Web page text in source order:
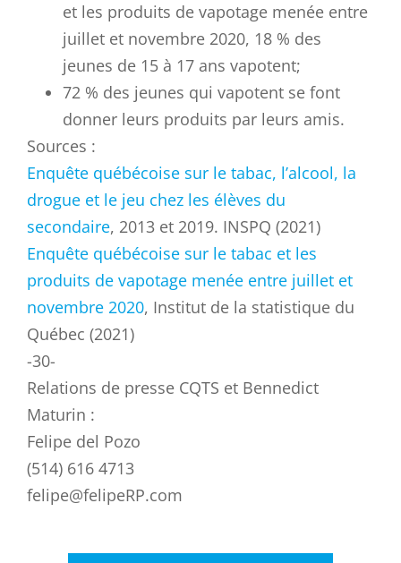
et les produits de vapotage menée entre
juillet et novembre 2020, 18 % des
jeunes de 15 à 17 ans vapotent;
72 % des jeunes qui vapotent se font
donner leurs produits par leurs amis.
Sources :
Enquête québécoise sur le tabac, l’alcool, la
drogue et le jeu chez les élèves du
secondaire, 2013 et 2019. INSPQ (2021)
Enquête québécoise sur le tabac et les
produits de vapotage menée entre juillet et
novembre 2020, Institut de la statistique du
Québec (2021)
-30-
Relations de presse CQTS et Bennedict
Maturin :
Felipe del Pozo
(514) 616 4713
felipe@felipeRP.com